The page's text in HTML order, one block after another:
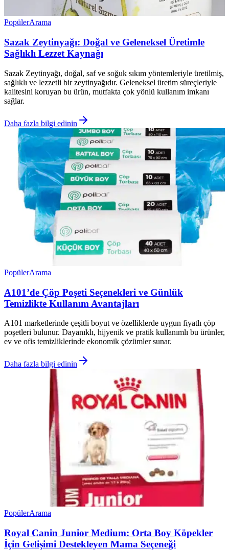
PopülerArama
Sazak Zeytinyağı: Doğal ve Geleneksel Üretimle
Sağlıklı Lezzet Kaynağı
Sazak Zeytinyağı, doğal, saf ve soğuk sıkım yöntemleriyle üretilmiş,
sağlıklı ve lezzetli bir zeytinyağıdır. Geleneksel üretim süreçleriyle
kalitesini koruyan bu ürün, mutfakta çok yönlü kullanım imkanı
sağlar.
Daha fazla bilgi edinin
PopülerArama
A101’de Çöp Poşeti Seçenekleri ve Günlük
Temizlikte Kullanım Avantajları
A101 marketlerinde çeşitli boyut ve özelliklerde uygun fiyatlı çöp
poşetleri bulunur. Dayanıklı, hijyenik ve pratik kullanımlı bu ürünler,
ev ve ofis temizliklerinde ekonomik çözümler sunar.
Daha fazla bilgi edinin
PopülerArama
Royal Canin Junior Medium: Orta Boy Köpekler
İçin Gelişimi Destekleyen Mama Seçeneği